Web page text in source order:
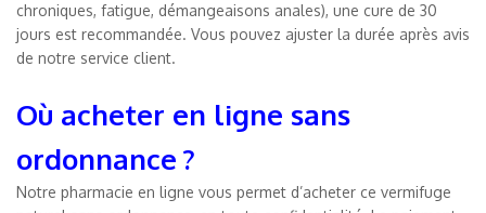
chroniques, fatigue, démangeaisons anales), une cure de 30
jours est recommandée. Vous pouvez ajuster la durée après avis
de notre service client.
Où acheter en ligne sans
ordonnance ?
Notre pharmacie en ligne vous permet d’acheter ce vermifuge